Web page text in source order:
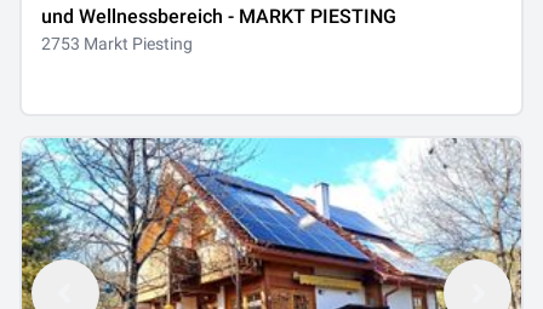
und Wellnessbereich - MARKT PIESTING
2753 Markt Piesting